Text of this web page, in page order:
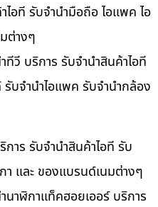
ไอที รับจำนำมือถือ ไอแพค ไอ
ต่างๆ
วี บริการ รับจำนำสินค้าไอที
บจำนำไอแพค รับจำนำกล้อง
าร รับจำนำสินค้าไอที รับ
และ ของแบรนด์เนมต่างๆ
าฬิกาแท็คฮอยเออร์ บริการ